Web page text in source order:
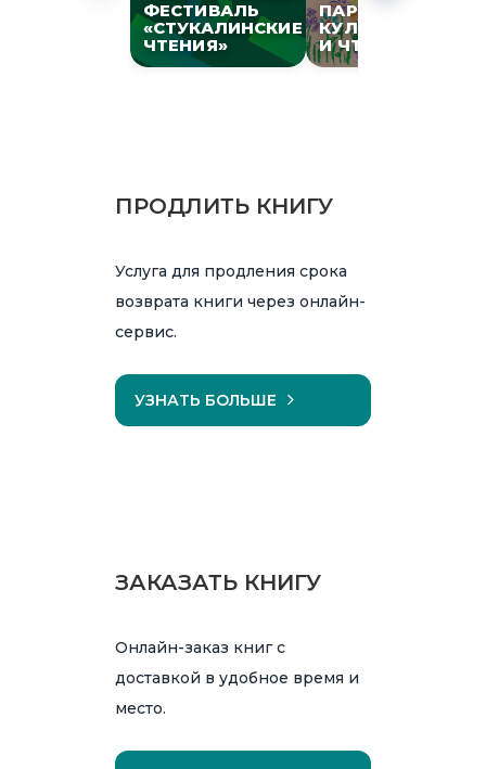
ФЕСТИВАЛЬ
«СТУКАЛИНСКИЕ
ЧТЕНИЯ»
ПАРК
КУЛЬТУРЫ
И ЧТЕНИЯ
ПРОДЛИТЬ КНИГУ
Услуга для продления срока
возврата книги через онлайн-
сервис.
УЗНАТЬ БОЛЬШЕ
ЗАКАЗАТЬ КНИГУ
Онлайн-заказ книг с
доставкой в удобное время и
место.